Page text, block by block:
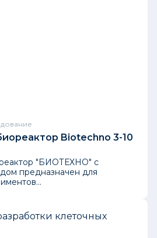
Biotechno 3-10
"БИОТЕХНО" с
предназначен для